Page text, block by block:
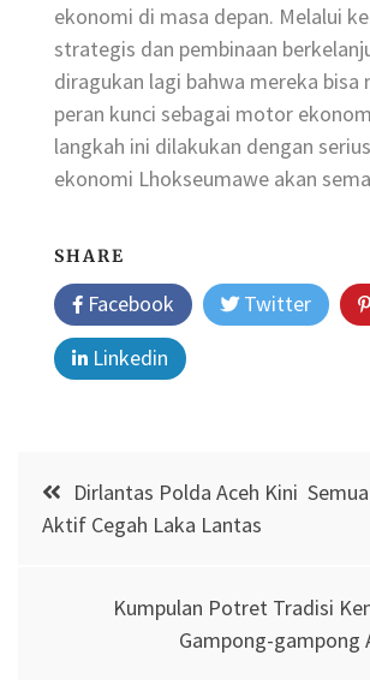
ekonomi di masa depan. Melalui
strategis dan pembinaan
diragukan lagi bahwa mereka bisa
peran kunci sebagai motor
langkah ini dilakukan dengan
ekonomi Lhokseumawe akan
SHARE
Facebook Twitter
Linkedin
Post
navigation
Dirlantas Polda Aceh Kini
Aktif Cegah Laka Lantas
Kumpulan Potret Tradisi
Gampong-gampong